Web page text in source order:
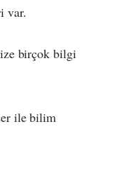
birçok bilgi
ile bilim